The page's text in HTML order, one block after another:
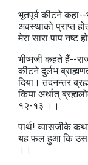
भूतपूर्व कीटने
अवस्थाको प्राप्त
मेरा सारा पाप नष्ट
भीष्मजी कहते हैं--
कीटने दुर्लभ
दिया। तदनन्तर
किया अर्थात्‌
१२-१३ ।।
पार्थ! व्यासजीके
यह फल हुआ कि उस
।।